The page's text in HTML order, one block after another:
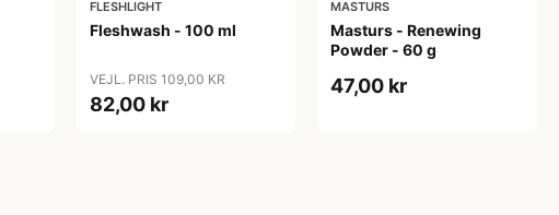
FLESHLIGHT
Fleshwash - 100 ml
VEJL. PRIS 109,00 KR
82,00 kr
MASTURS
Masturs - Renewing
Powder - 60 g
47,00 kr